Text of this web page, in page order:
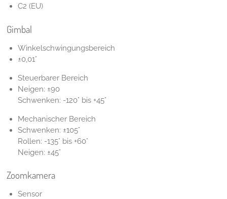
C2 (EU)
Gimbal
Winkelschwingungsbereich
±0,01°
Steuerbarer Bereich
Neigen: ±90
Schwenken: -120° bis +45°
Mechanischer Bereich
Schwenken: ±105°
Rollen: -135° bis +60°
Neigen: ±45°
Zoomkamera
Sensor